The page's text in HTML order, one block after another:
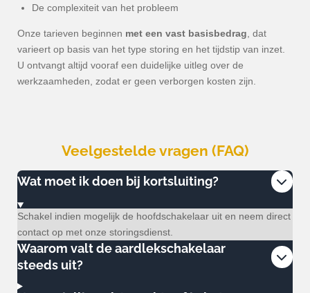
De complexiteit van het probleem
Onze tarieven beginnen met een vast basisbedrag , dat
varieert op basis van het type storing en het tijdstip van inzet.
U ontvangt altijd vooraf een duidelijke uitleg over de
werkzaamheden, zodat er geen verborgen kosten zijn.
Veelgestelde vragen (FAQ)
Wat moet ik doen bij kortsluiting?
Schakel indien mogelijk de hoofdschakelaar uit en neem direct
contact op met onze storingsdienst.
Waarom valt de aardlekschakelaar
steeds uit?